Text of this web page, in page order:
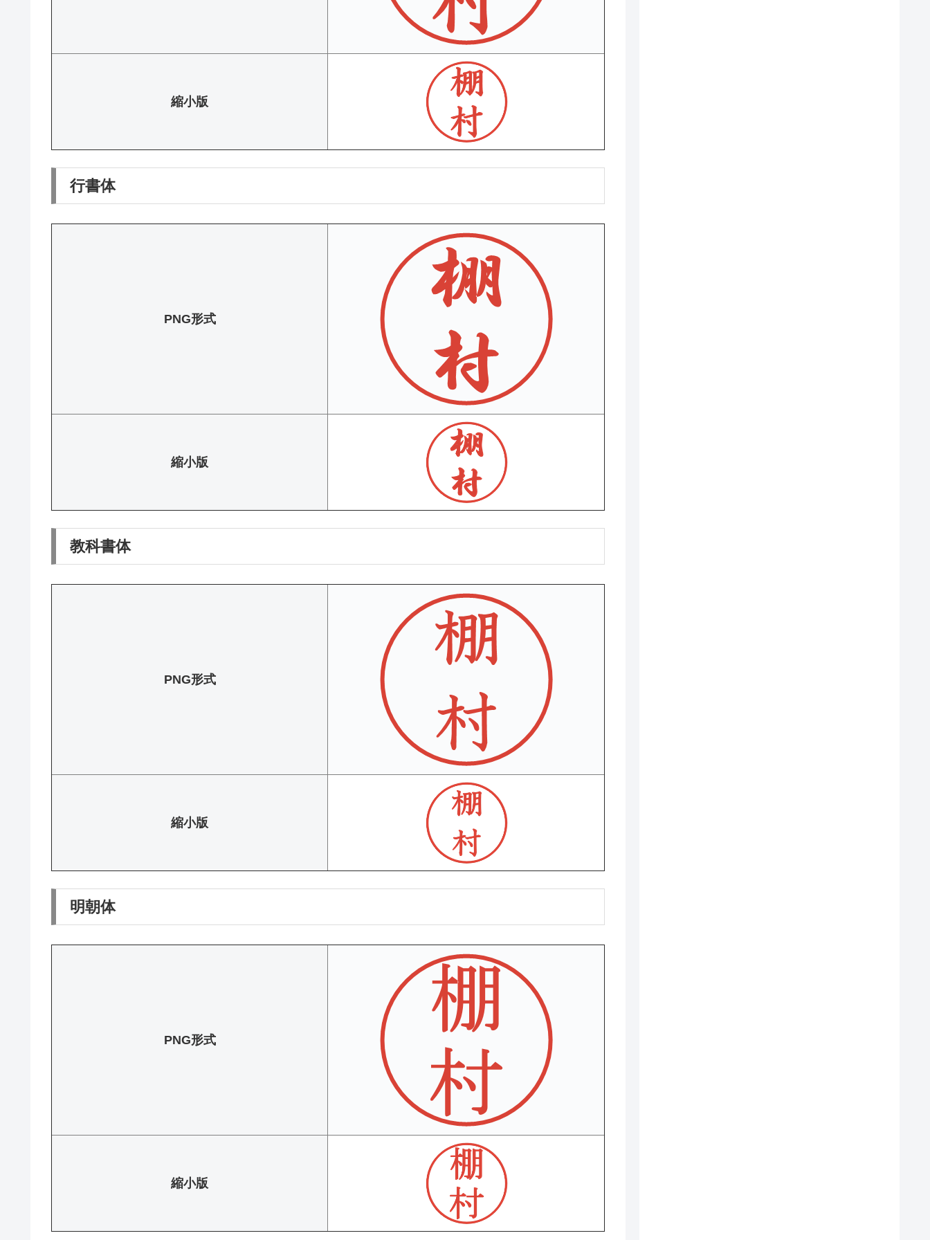
縮小版
行書体
PNG形式
縮小版
教科書体
PNG形式
縮小版
明朝体
PNG形式
縮小版